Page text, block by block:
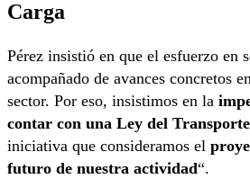
Carga
Pérez insistió en que el esfuerzo en
acompañado de avances concretos
sector. Por eso, insistimos en la
contar con una Ley del
iniciativa que consideramos el
futuro de nuestra actividad“.